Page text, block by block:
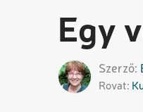
Egy
Szerző
Rovat